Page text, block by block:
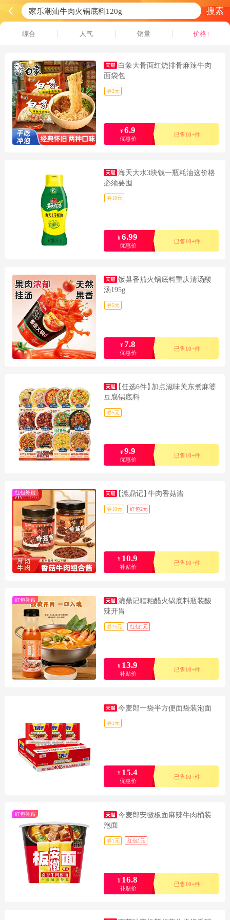
搜索
综合 人气 销量 价格↑
白象大骨面红烧排骨麻辣牛肉
面袋包
券2元
¥6.9
优惠价
已售10+件
海天大水3块钱一瓶耗油这价格
必须要囤
券10元
¥ 6.99
优惠价
已售10+件
饭巢番茄火锅底料重庆清汤酸
汤195g
券5元
¥ 7.8
优惠价
已售10+件
【任选6件】加点滋味关东煮麻婆
豆腐锅底料
券5元
¥9.9
优惠价
已售10+件
红包补贴 【漉鼎记】牛肉香菇酱
券10元 红包2元
¥ 10.9
补贴价
已售10+件
红包补贴
漉鼎记糟粕醋火锅底料瓶装酸
辣开胃
券15元 红包2元
¥ 13.9
补贴价
已售10+件
今麦郎一袋半方便面袋装泡面
券1元
¥ 15.4
优惠价
已售10+件
红包补贴
今麦郎安徽板面麻辣牛肉桶装
泡面
券1元 红包1元
¥ 16.8
补贴价
已售10+件